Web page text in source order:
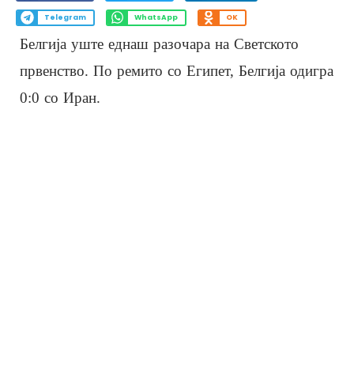
Telegram WhatsApp OK
Белгија уште еднаш разочара на Светското
првенство. По ремито со Египет, Белгија одигра
0:0 со Иран.